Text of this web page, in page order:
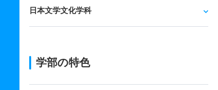
日本文学文化学科
学部の特色